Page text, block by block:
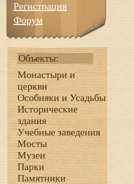
Регистрация
Форум
Объекты:
Монастыри и
церкви
Особняки и Усадьбы
Исторические
здания
Учебные заведения
Мосты
Музеи
Парки
Памятники